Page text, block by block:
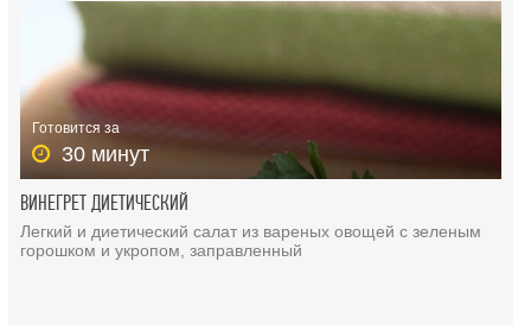
Готовится за
30 минут
ВИНЕГРЕТ ДИЕТИЧЕСКИЙ
Легкий и диетический салат из вареных овощей с зеленым
горошком и укропом, заправленный